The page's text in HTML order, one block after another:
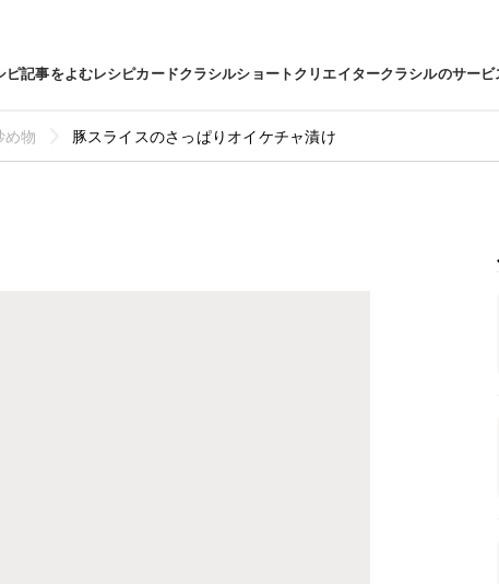
ピ記事をよむレシピカードクラシルショートクリエイタークラシルのサービ
め物 豚スライスのさっぱりオイケチャ漬け